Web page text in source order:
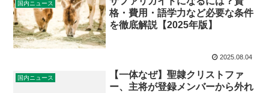
国内ニュース
格・費用・語学力など必要な条件
を徹底解説【2025年版】
2025.08.04
国内ニュース
【一体なぜ】聖隷クリストファ
ー、主将が登録メンバーから外れ